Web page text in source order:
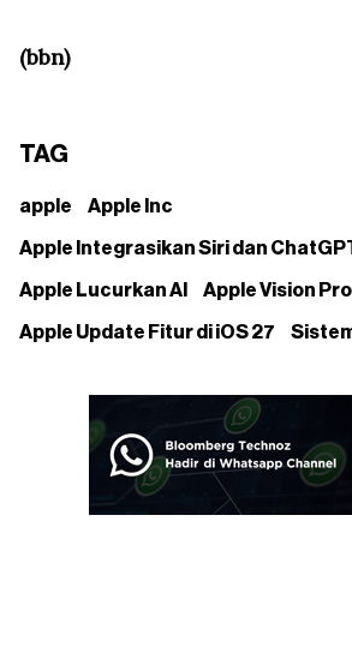
(bbn)
TAG
apple Apple Inc
Apple Integrasikan Siri dan
Apple Lucurkan AI Apple Vision Pro
Apple Update Fitur di iOS 27